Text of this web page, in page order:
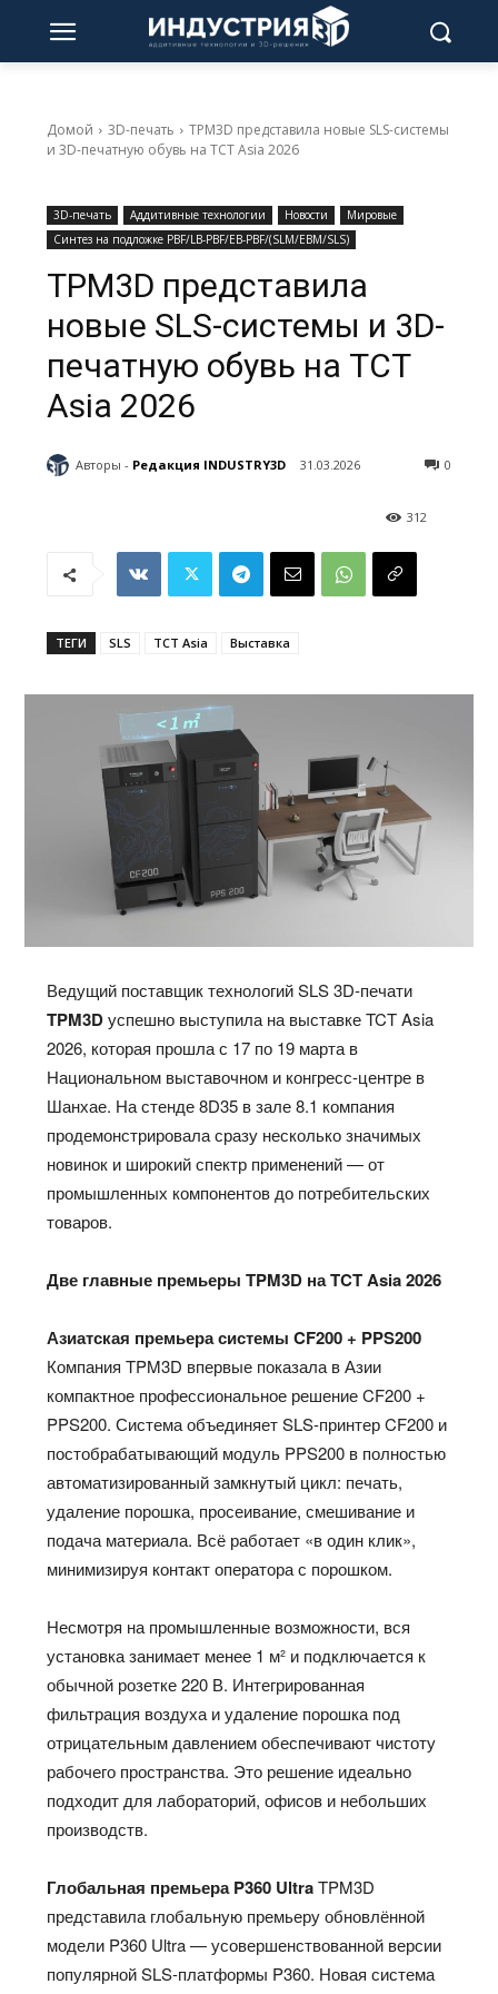
Домой 3D-печать
TPM3D представила новые SLS-системы
и 3D-печатную обувь на TCT Asia 2026
3D-печать Аддитивные технологии Новости
Мировые
Синтез на подложке PBF/LB-PBF/EB-PBF/(SLM/EBM/SLS)
TPM3D представила
новые SLS-системы и 3D-
печатную обувь на TCT
Asia 2026
Авторы - Редакция INDUSTRY3D 31.03.2026 0
312
ТЕГИ SLS TCT Asia Выставка
Ведущий поставщик технологий SLS 3D-печати
TPM3Dуспешно выступила на выставке TCT Asia
2026, которая прошла с 17 по 19 марта в
Национальном выставочном и конгресс-центре в
Шанхае. На стенде 8D35 в зале 8.1 компания
продемонстрировала сразу несколько значимых
новинок и широкий спектр применений — от
промышленных компонентов до потребительских
товаров.
Две главные премьеры TPM3D на TCT Asia 2026
Азиатская премьера системы CF200 + PPS200
Компания TPM3D впервые показала в Азии
компактное профессиональное решение CF200 +
PPS200. Система объединяет SLS-принтер CF200 и
постобрабатывающий модуль PPS200 в полностью
автоматизированный замкнутый цикл: печать,
удаление порошка, просеивание, смешивание и
подача материала. Всё работает «в один клик»,
минимизируя контакт оператора с порошком.
Несмотря на промышленные возможности, вся
установка занимает менее 1 м² и подключается к
обычной розетке 220 В. Интегрированная
фильтрация воздуха и удаление порошка под
отрицательным давлением обеспечивают чистоту
рабочего пространства. Это решение идеально
подходит для лабораторий, офисов и небольших
производств.
Глобальная премьера P360 UltraTPM3D
представила глобальную премьеру обновлённой
модели P360 Ultra — усовершенствованной версии
популярной SLS-платформы P360. Новая система